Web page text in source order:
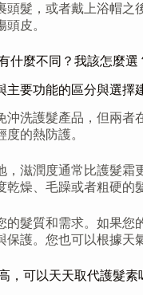
頭髮，或者戴上浴帽之
皮。
什麼不同？我該怎麼選
主要功能的區分與選擇
沖洗護髮產品，但兩
的熱防護。
，滋潤度通常比護髮霜
乾燥、毛躁或者粗硬的
的髮質和需求。如果
保護。您也可以根據天
，可以天天取代護髮素